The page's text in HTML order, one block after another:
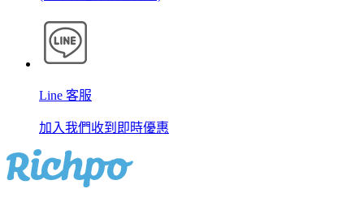
Line 客服
加入我們收到即時優惠